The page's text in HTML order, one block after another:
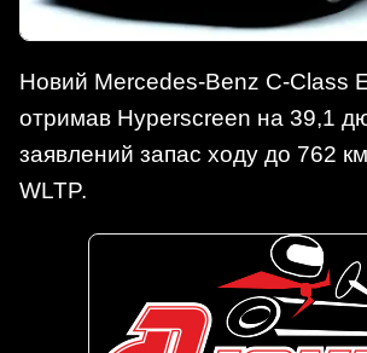
Новий Mercedes-Benz C-Class
отримав Hyperscreen на 39,1
заявлений запас ходу до 762
WLTP.